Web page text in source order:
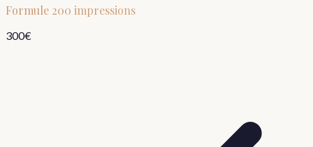
Formule 200 impressions
300€